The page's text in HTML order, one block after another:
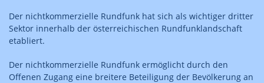
Der nichtkommerzielle Rundfunk hat sich als wichtiger dritter
Sektor innerhalb der österreichischen Rundfunklandschaft
etabliert.
Der nichtkommerzielle Rundfunk ermöglicht durch den
Offenen Zugang eine breitere Beteiligung der Bevölkerung an